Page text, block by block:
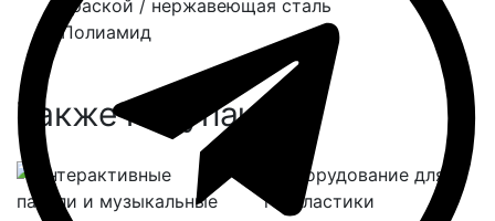
краской / нержавеющая сталь
Полиамид
Также покупают: